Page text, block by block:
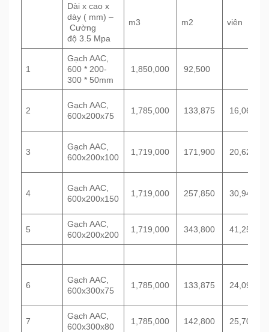
Dài x cao x
dày ( mm) –
Cường
độ 3.5 Mpa
m3 m2 viên
1
Gạch AAC,
600 * 200-
300 * 50mm
1,850,000 92,500
2
Gạch AAC,
600x200x75
1,785,000 133,875 16,065
3
Gạch AAC,
600x200x100
1,719,000 171,900 20,628
4
Gạch AAC,
600x200x150
1,719,000 257,850 30,942
5
Gạch AAC,
600x200x200
1,719,000 343,800 41,256
6
Gạch AAC,
600x300x75
1,785,000 133,875 24,098
7
Gạch AAC,
600x300x80
1,785,000 142,800 25,704